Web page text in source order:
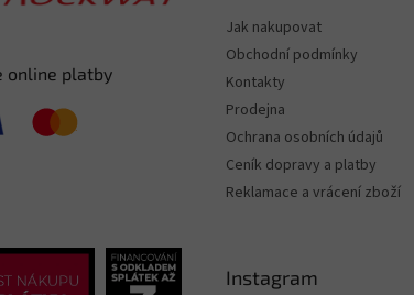
online platby
Jak nakupovat
Obchodní podmínky
Kontakty
Prodejna
Ochrana osobních údajů
Ceník dopravy a platby
Reklamace a vrácení zboží
Instagram